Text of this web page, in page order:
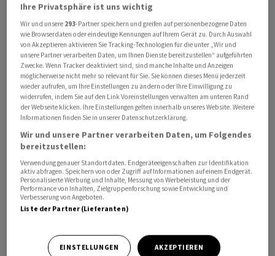
Die Bundesregierung habe Berichte, wonach in China
russische Soldaten ausgebildet würden, «mit grosser
Besorgnis» gelesen, sagte Wadephul. Europa sei
selbstverständlich bereit, seine Kerninteressen zu
verteidigen. «Dieser Krieg muss zu einem Ende gebracht
werden und es darf wirklich keine einzige Massnahme
auch von aussen geben, um diesen Krieg fortzuführen»,
Ukraine.
Man habe mit dem chinesischen Botschafter «intensiv,
aber auch sehr offen» gesprochen, fügte Wadephul
hinzu. «Wir werden auch weiter mit der chinesischen
Unklarheiten dort nicht akzeptieren können.»
Ihre Privatsphäre ist uns wichtig
Wir und unsere 293-Partner speichern und greifen auf personenbezogene Daten
wie Browserdaten oder eindeutige Kennungen auf Ihrem Gerät zu. Durch Auswahl
von Akzeptieren aktivieren Sie Tracking-Technologien für die unter „Wir und
unsere Partner verarbeiten Daten, um Ihnen Dienste bereitzustellen“ aufgeführten
Zwecke. Wenn Tracker deaktiviert sind, sind manche Inhalte und Anzeigen
möglicherweise nicht mehr so relevant für Sie. Sie können dieses Menü jederzeit
wieder aufrufen, um Ihre Einstellungen zu ändern oder Ihre Einwilligung zu
widerrufen, indem Sie auf den Link Voreinstellungen verwalten am unteren Rand
der Webseite klicken. Ihre Einstellungen gelten innerhalb unseres Website. Weitere
Informationen finden Sie in unserer Datenschutzerklärung.
Wir und unsere Partner verarbeiten Daten, um Folgendes
bereitzustellen:
Verwendung genauer Standortdaten. Endgeräteeigenschaften zur Identifikation
aktiv abfragen. Speichern von oder Zugriff auf Informationen auf einem Endgerät.
Personalisierte Werbung und Inhalte, Messung von Werbeleistung und der
Performance von Inhalten, Zielgruppenforschung sowie Entwicklung und
Verbesserung von Angeboten.
Liste der Partner (Lieferanten)
EINSTELLUNGEN AKZEPTIEREN